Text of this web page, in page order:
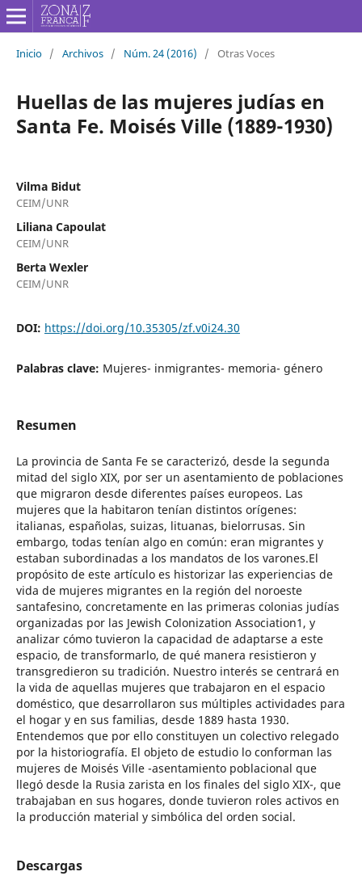
Inicio / Archivos / Núm. 24 (2016) / Otras Voces
Huellas de las mujeres judías en
Santa Fe. Moisés Ville (1889-1930)
Vilma Bidut
CEIM/UNR
Liliana Capoulat
CEIM/UNR
Berta Wexler
CEIM/UNR
DOI: https://doi.org/10.35305/zf.v0i24.30
Palabras clave: Mujeres- inmigrantes- memoria- género
Resumen
La provincia de Santa Fe se caracterizó, desde la segunda
mitad del siglo XIX, por ser un asentamiento de poblaciones
que migraron desde diferentes países europeos. Las
mujeres que la habitaron tenían distintos orígenes:
italianas, españolas, suizas, lituanas, bielorrusas. Sin
embargo, todas tenían algo en común: eran migrantes y
estaban subordinadas a los mandatos de los varones.El
propósito de este artículo es historizar las experiencias de
vida de mujeres migrantes en la región del noroeste
santafesino, concretamente en las primeras colonias judías
organizadas por las Jewish Colonization Association1, y
analizar cómo tuvieron la capacidad de adaptarse a este
espacio, de transformarlo, de qué manera resistieron y
transgredieron su tradición. Nuestro interés se centrará en
la vida de aquellas mujeres que trabajaron en el espacio
doméstico, que desarrollaron sus múltiples actividades para
el hogar y en sus familias, desde 1889 hasta 1930.
Entendemos que por ello constituyen un colectivo relegado
por la historiografía. El objeto de estudio lo conforman las
mujeres de Moisés Ville -asentamiento poblacional que
llegó desde la Rusia zarista en los finales del siglo XIX-, que
trabajaban en sus hogares, donde tuvieron roles activos en
la producción material y simbólica del orden social.
Descargas